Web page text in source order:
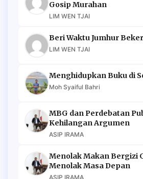
Gosip Murahan
LIM WEN TJAI
Beri Waktu Jumhur
LIM WEN TJAI
Menghidupkan Buku di
Moh Syaiful Bahri
MBG dan Perdebatan
Kehilangan Argumen
ASIP IRAMA
Menolak Makan Bergizi
Menolak Masa Depan
ASIP IRAMA